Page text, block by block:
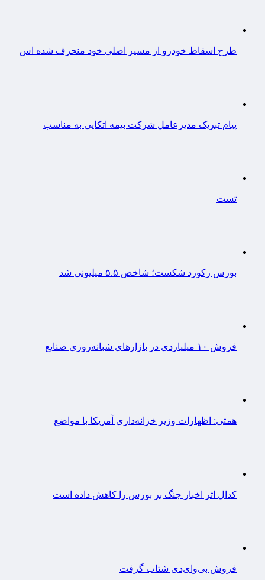
طرح اسقاط خودرو از مسیر اصلی خود منحرف شده اس
پیام تبریک مدیرعامل شرکت بیمه اتکایی به مناسب
تست
بورس رکورد شکست؛ شاخص ۵.۵ میلیونی شد
فروش ۱۰ میلیاردی در بازارهای شبانه‌روزی صنایع
همتی: اظهارات وزیر خزانه‌داری آمریکا با مواضع
کدال اثر اخبار جنگ بر بورس را کاهش داده است
فروش بی‌وای‌دی شتاب گرفت